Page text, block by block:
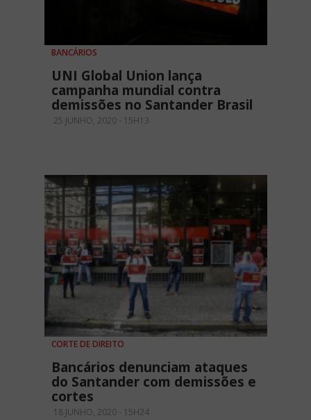
BANCÁRIOS
UNI Global Union lança
campanha mundial contra
demissões no Santander Brasil
25 JUNHO, 2020 - 15H13
CORTE DE DIREITO
Bancários denunciam ataques
do Santander com demissões e
cortes
18 JUNHO, 2020 - 15H24